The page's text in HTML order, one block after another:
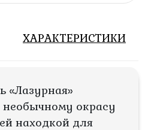
ХАРАКТЕРИСТИКИ
«Лазурная»
необычному окрасу
находкой для